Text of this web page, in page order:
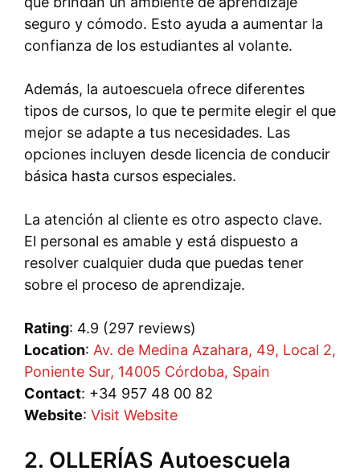
seguro y cómodo. Esto ayuda a aumentar la
confianza de los estudiantes al volante.
Además, la autoescuela ofrece diferentes
tipos de cursos, lo que te permite elegir el que
mejor se adapte a tus necesidades. Las
opciones incluyen desde licencia de conducir
básica hasta cursos especiales.
La atención al cliente es otro aspecto clave.
El personal es amable y está dispuesto a
resolver cualquier duda que puedas tener
sobre el proceso de aprendizaje.
Rating: 4.9 (297 reviews)
Location: Av. de Medina Azahara, 49, Local 2,
Poniente Sur, 14005 Córdoba, Spain
Contact: +34 957 48 00 82
Website: Visit Website
2. OLLERÍAS Autoescuela